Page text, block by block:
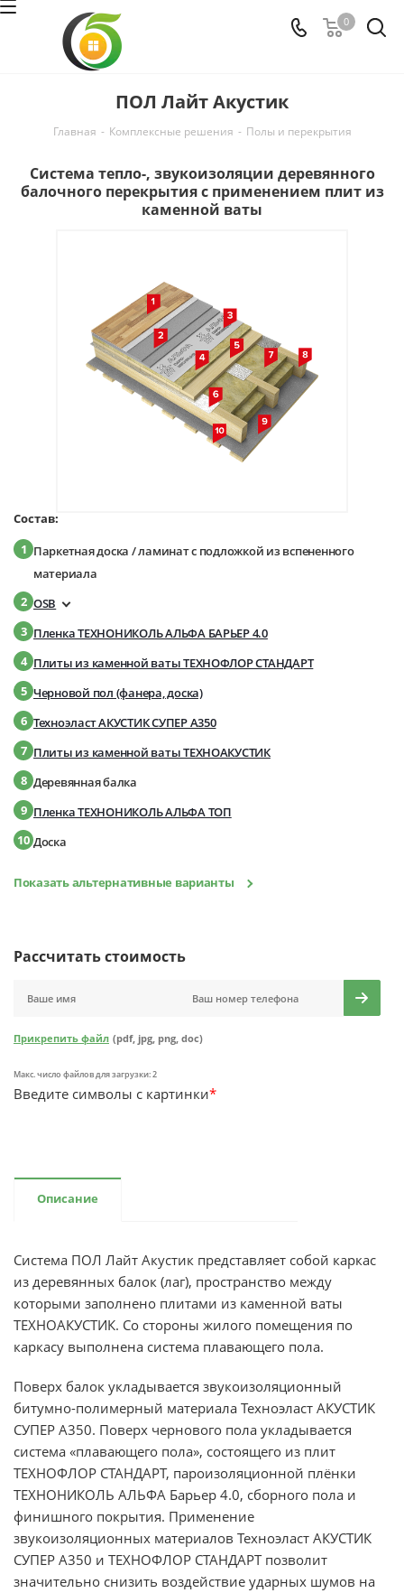
0
ПОЛ Лайт Акустик
Главная - Комплексные решения - Полы и перекрытия
Система тепло-, звукоизоляции деревянного
балочного перекрытия с применением плит из
каменной ваты
Состав:
1 Паркетная доска / ламинат с подложкой из вспененного
материала
2 OSB
3 Пленка ТЕХНОНИКОЛЬ АЛЬФА БАРЬЕР 4.0
4 Плиты из каменной ваты ТЕХНОФЛОР СТАНДАРТ
5 Черновой пол (фанера, доска)
6 Техноэласт АКУСТИК СУПЕР A350
7 Плиты из каменной ваты ТЕХНОАКУСТИК
8 Деревянная балка
9 Пленка ТЕХНОНИКОЛЬ АЛЬФА ТОП
10 Доска
Показать альтернативные варианты
Рассчитать стоимость
Прикрепить файл (pdf, jpg, png, doc)
Макс. число файлов для загрузки: 2
Введите символы с картинки*
Описание
Система ПОЛ Лайт Акустик представляет собой каркас
из деревянных балок (лаг), пространство между
которыми заполнено плитами из каменной ваты
ТЕХНОАКУСТИК. Со стороны жилого помещения по
каркасу выполнена система плавающего пола.
Поверх балок укладывается звукоизоляционный
битумно-полимерный материала Техноэласт АКУСТИК
СУПЕР A350. Поверх чернового пола укладывается
система «плавающего пола», состоящего из плит
ТЕХНОФЛОР СТАНДАРТ, пароизоляционной плёнки
ТЕХНОНИКОЛЬ АЛЬФА Барьер 4.0, сборного пола и
финишного покрытия. Применение
звукоизоляционных материалов Техноэласт АКУСТИК
СУПЕР A350 и ТЕХНОФЛОР СТАНДАРТ позволит
значительно снизить воздействие ударных шумов на